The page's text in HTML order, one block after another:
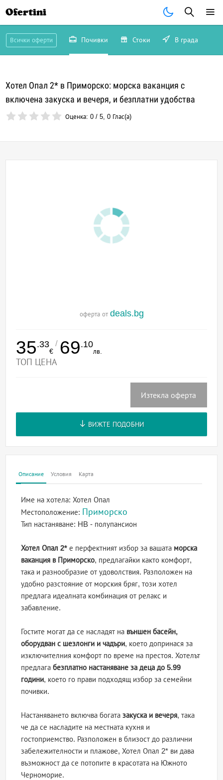
Ofertini
Всички оферти Почивки Стоки В града
Хотел Опал 2* в Приморско: морска ваканция с
включена закуска и вечеря, и безплатни удобства
Оценка:0 /5,0 Глас(а)
оферта от deals.bg
35.33
€
/ 69.10
лв.
ТОП ЦЕНА
Изтекла оферта
ВИЖТЕ ПОДОБНИ
Описание Условия Карта
Име на хотела: Хотел Опал
Местоположение: Приморско
Тип настаняване: HB - полупансион
Хотел Опал 2* е перфектният избор за вашата морска
ваканция в Приморско, предлагайки както комфорт,
така и разнообразие от удоволствия. Разположен на
удобно разстояние от морския бряг, този хотел
предлага идеалната комбинация от релакс и
забавление.
Гостите могат да се насладят на външен басейн,
оборудван с шезлонги и чадъри, което допринася за
изключителния комфорт по време на престоя. Хотелът
предлагабезплатно настаняване за деца до 5.99
години, което го прави подходящ избор за семейни
почивки.
Настаняването включва богатазакуска и вечеря, така
че да се насладите на местната кухня и
гостоприемство. Разположен в близост до различни
забележителности и плажове, Хотел Опал 2* ви дава
възможност да се потопите в красотата на Южното
Черноморие.